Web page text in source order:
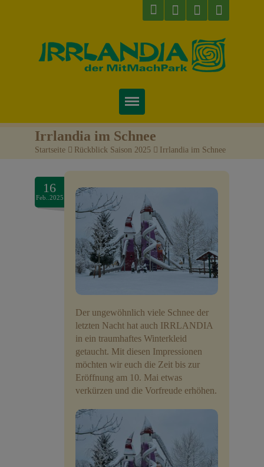
Startseite
Preise & Infos
Tickets
Attraktionen
Videos
Veranstaltungen
Baumpaten
Kontakt
Irrlandia im Schnee
Startseite > Rückblick Saison 2025 > Irrlandia im Schnee
16
Feb..2025
Der ungewöhnlich viele Schnee der
letzten Nacht hat auch IRRLANDIA
in ein traumhaftes Winterkleid
getaucht. Mit diesen Impressionen
möchten wir euch die Zeit bis zur
Eröffnung am 10. Mai etwas
verkürzen und die Vorfreude erhöhen.